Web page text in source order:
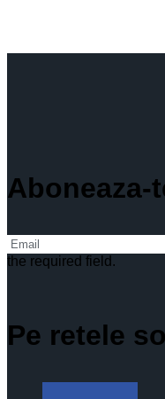
Aboneaza-
the required field.
Pe retele